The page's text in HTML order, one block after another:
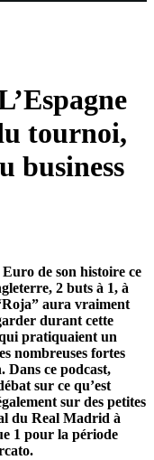
tournoi,
business
de son histoire ce
2 buts à 1, à
aura vraiment
durant cette
pratiquaient un
nombreuses fortes
Dans ce podcast,
sur ce qu’est
sur des petites
du Real Madrid à
1 pour la période